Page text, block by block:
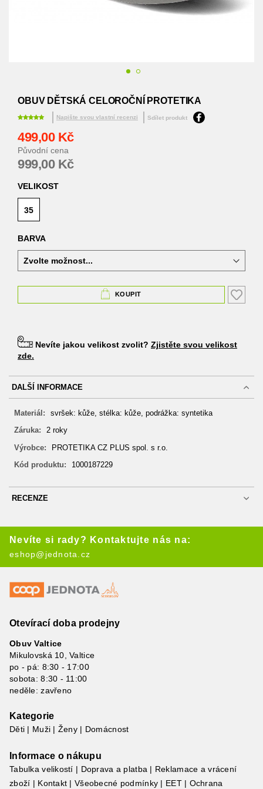
začátek
galerie
obrázky
OBUV DĚTSKÁ CELOROČNÍ PROTETIKA
Napište svou vlastní recenzi Sdílet produkt
499,00 Kč
Původní cena
999,00 Kč
VELIKOST
35
BARVA
KOUPIT
Nevíte jakou velikost zvolit? Zjistěte svou velikost
zde.
DALŠÍ INFORMACE
DALŠÍ
INFORMACE
svršek: kůže, stélka: kůže, podrážka: syntetika
2 roky
PROTETIKA CZ PLUS spol. s r.o.
1000187229
RECENZE
Nevíte si rady? Kontaktujte nás na:
eshop@jednota.cz
Otevírací doba prodejny
Obuv Valtice
Mikulovská 10, Valtice
po - pá: 8:30 - 17:00
sobota: 8:30 - 11:00
neděle: zavřeno
Kategorie
Děti | Muži | Ženy | Domácnost
Informace o nákupu
Tabulka velikostí | Doprava a platba | Reklamace a vrácení
zboží | Kontakt |Všeobecné podmínky | EET| Ochrana